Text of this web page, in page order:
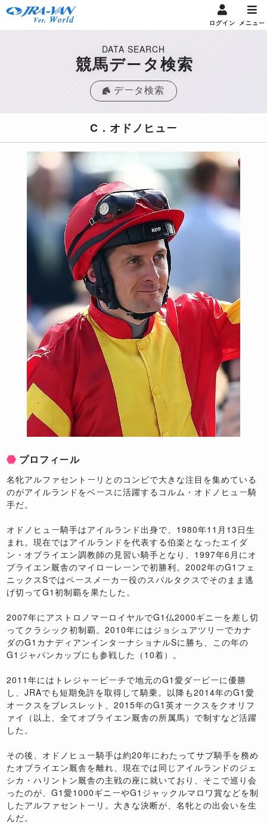
ログイン メニュー
DATA SEARCH
競馬データ検索
データ検索
C．オドノヒュー
プロフィール
名牝アルファセントーリとのコンビで大きな注目を集めている
のがアイルランドをベースに活躍するコルム・オドノヒュー騎
手だ。
オドノヒュー騎手はアイルランド出身で、1980年11月13日生
まれ。現在ではアイルランドを代表する伯楽となったエイダ
ン・オブライエン調教師の見習い騎手となり、1997年6月にオ
ブライエン厩舎のマイローレーンで初勝利。2002年のG1フェ
ニックスSではペースメーカー役のスパルタクスでそのまま逃
げ切ってG1初制覇を果たした。
2007年にアストロノマーロイヤルでG1仏2000ギニーを差し切
ってクラシック初制覇。2010年にはジョシュアツリーでカナ
ダのG1カナディアンインターナショナルSに勝ち、この年の
G1ジャパンカップにも参戦した（10着）。
2011年にはトレジャービーチで地元のG1愛ダービーに優勝
し、JRAでも短期免許を取得して騎乗。以降も2014年のG1愛
オークスをブレスレット、2015年のG1英オークスをクオリフ
ァイ（以上、全てオブライエン厩舎の所属馬）で制すなど活躍
した。
その後、オドノヒュー騎手は約20年にわたってサブ騎手を務め
たオブライエン厩舎を離れ、現在では同じアイルランドのジェ
シカ・ハリントン厩舎の主戦の座に就いており、そこで巡り会
ったのが、G1愛1000ギニーやG1ジャックルマロワ賞などを制
したアルファセントーリ。大きな決断が、名牝との出会いを生
んだ。